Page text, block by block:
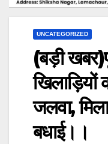
UNCATEGORIZED
(बड़ी
खिलाड़ियों
जलवा,
बधाई।।